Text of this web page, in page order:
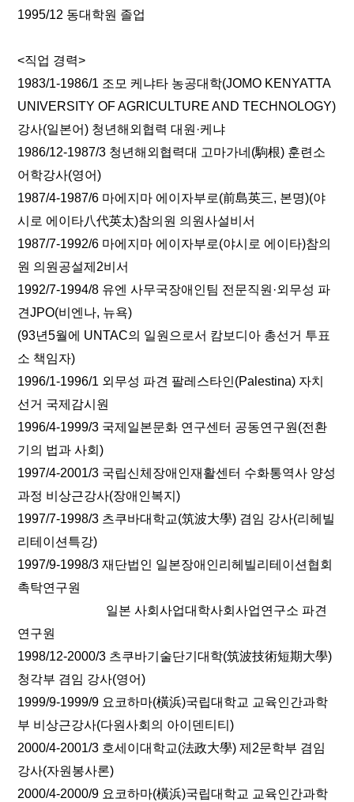
1995/12 동대학원 졸업
<직업 경력>
1983/1-1986/1 조모 케냐타 농공대학(JOMO KENYATTA
UNIVERSITY OF AGRICULTURE AND TECHNOLOGY)
강사(일본어) 청년해외협력 대원·케냐
1986/12-1987/3 청년해외협력대 고마가네(駒根) 훈련소
어학강사(영어)
1987/4-1987/6 마에지마 에이자부로(前島英三, 본명)(야
시로 에이타八代英太)참의원 의원사설비서
1987/7-1992/6 마에지마 에이자부로(야시로 에이타)참의
원 의원공설제2비서
1992/7-1994/8 유엔 사무국장애인팀 전문직원·외무성 파
견JPO(비엔나, 뉴욕)
(93년5월에 UNTAC의 일원으로서 캄보디아 총선거 투표
소 책임자)
1996/1-1996/1 외무성 파견 팔레스타인(Palestina) 자치
선거 국제감시원
1996/4-1999/3 국제일본문화 연구센터 공동연구원(전환
기의 법과 사회)
1997/4-2001/3 국립신체장애인재활센터 수화통역사 양성
과정 비상근강사(장애인복지)
1997/7-1998/3 츠쿠바대학교(筑波大學) 겸임 강사(리헤빌
리테이션특강)
1997/9-1998/3 재단법인 일본장애인리헤빌리테이션협회
촉탁연구원
일본 사회사업대학사회사업연구소 파견
연구원
1998/12-2000/3 츠쿠바기술단기대학(筑波技術短期大學)
청각부 겸임 강사(영어)
1999/9-1999/9 요코하마(橫浜)국립대학교 교육인간과학
부 비상근강사(다원사회의 아이덴티티)
2000/4-2001/3 호세이대학교(法政大學) 제2문학부 겸임
강사(자원봉사론)
2000/4-2000/9 요코하마(橫浜)국립대학교 교육인간과학